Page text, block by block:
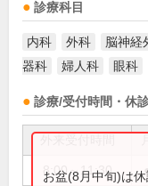
診療科目
内科 外科 脳神経
器科
婦人科 眼科
診療/受付時間・休
8:00～11:30
お盆(8月中旬)は